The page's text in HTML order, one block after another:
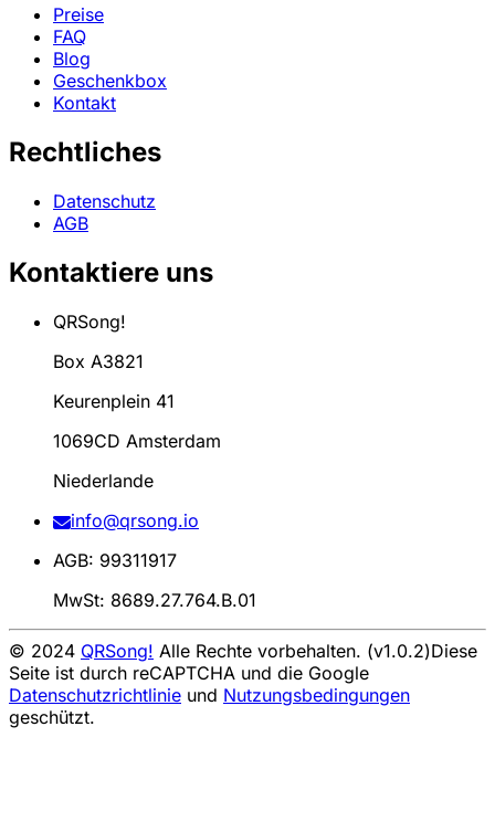
Preise
FAQ
Blog
Geschenkbox
Kontakt
Rechtliches
Datenschutz
AGB
Kontaktiere uns
QRSong!
Box A3821
Keurenplein 41
1069CD Amsterdam
Niederlande
info@qrsong.io
AGB: 99311917
MwSt: 8689.27.764.B.01
© 2024 QRSong! Alle Rechte vorbehalten. (v1.0.2)Diese
Seite ist durch reCAPTCHA und die Google
Datenschutzrichtlinie und Nutzungsbedingungen
geschützt.